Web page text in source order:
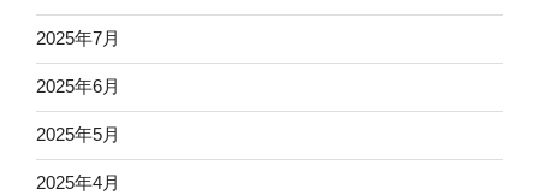
2025年7月
2025年6月
2025年5月
2025年4月